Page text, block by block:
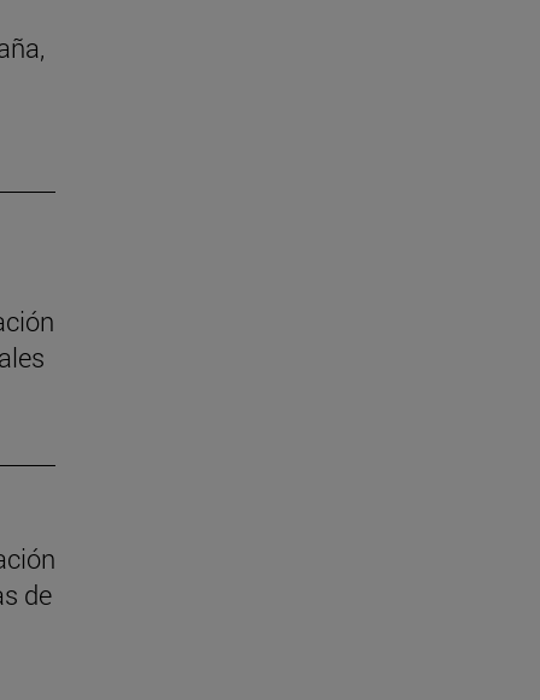
de